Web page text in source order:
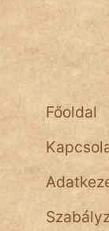
Jób Gedeon
vörös ördög
Főoldal